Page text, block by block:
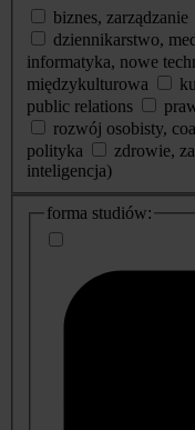
biznes, zarządzanie
dziennikarstwo,
informatyka, nowe
międzykulturowa
public relations
rozwój osobisty,
polityka
zdrowie,
inteligencja)
dodatkowe
informacje
forma studiów: